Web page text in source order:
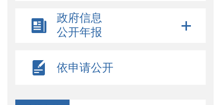
政府信息
公开年报
依申请公开